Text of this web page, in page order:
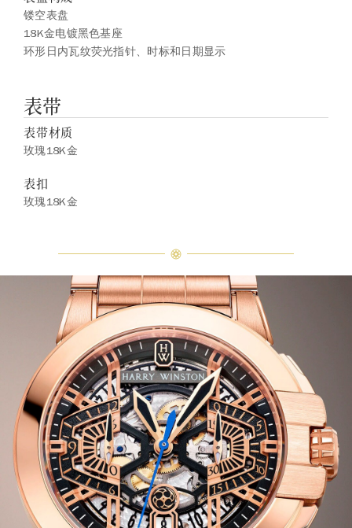
镂空表盘
18K金电镀黑色基座
环形日内瓦纹荧光指针、时标和日期显示
表带
表带材质
玫瑰18K金
表扣
玫瑰18K金